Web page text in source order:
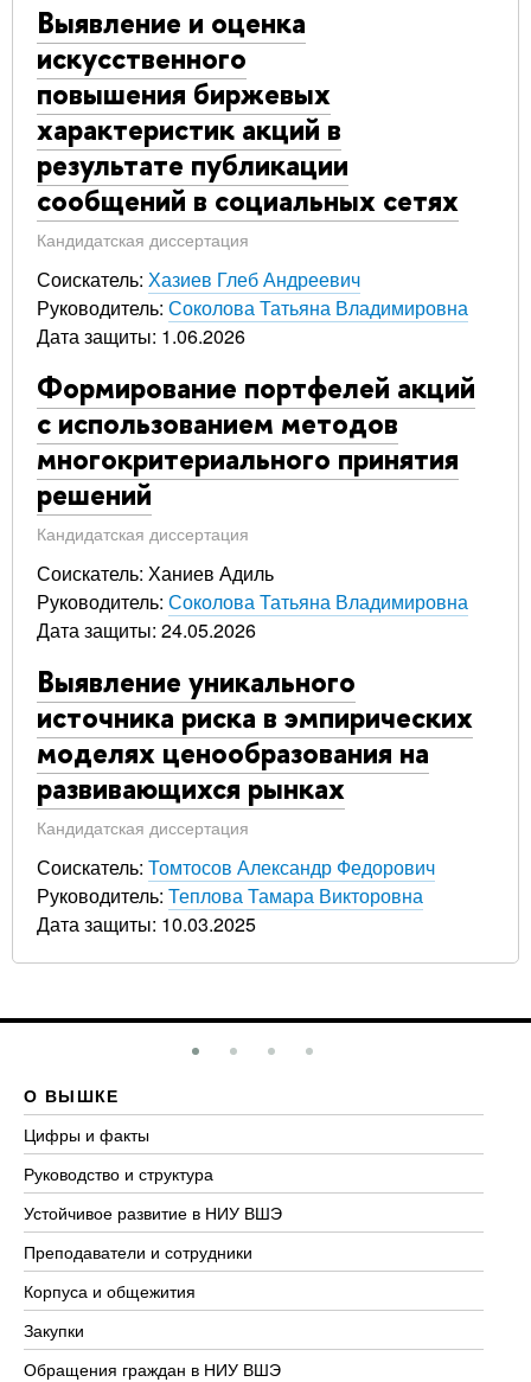
Выявление и оценка
искусственного
повышения биржевых
характеристик акций в
результате публикации
сообщений в социальных сетях
Кандидатская диссертация
Соискатель: Хазиев Глеб Андреевич
Руководитель: Соколова Татьяна Владимировна
Дата защиты: 1.06.2026
Формирование портфелей акций
с использованием методов
многокритериального принятия
решений
Кандидатская диссертация
Соискатель: Ханиев Адиль
Руководитель: Соколова Татьяна Владимировна
Дата защиты: 24.05.2026
Выявление уникального
источника риска в эмпирических
моделях ценообразования на
развивающихся рынках
Кандидатская диссертация
Соискатель: Томтосов Александр Федорович
Руководитель: Теплова Тамара Викторовна
Дата защиты: 10.03.2025
О ВЫШКЕ
Цифры и факты
Руководство и структура
Устойчивое развитие в НИУ ВШЭ
Преподаватели и сотрудники
Корпуса и общежития
Закупки
Обращения граждан в НИУ ВШЭ